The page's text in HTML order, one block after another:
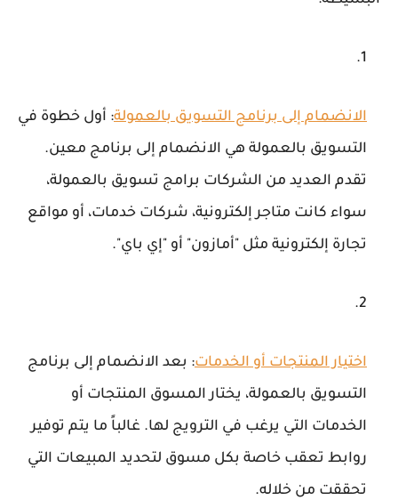
الانضمام إلى برنامج التسويق بالعمولة: أول خطوة في
التسويق بالعمولة هي الانضمام إلى برنامج معين.
تقدم العديد من الشركات برامج تسويق بالعمولة،
سواء كانت متاجر إلكترونية، شركات خدمات، أو مواقع
تجارة إلكترونية مثل "أمازون" أو "إي باي".
اختيار المنتجات أو الخدمات: بعد الانضمام إلى برنامج
التسويق بالعمولة، يختار المسوق المنتجات أو
الخدمات التي يرغب في الترويج لها. غالباً ما يتم توفير
روابط تعقب خاصة بكل مسوق لتحديد المبيعات التي
تحققت من خلاله.